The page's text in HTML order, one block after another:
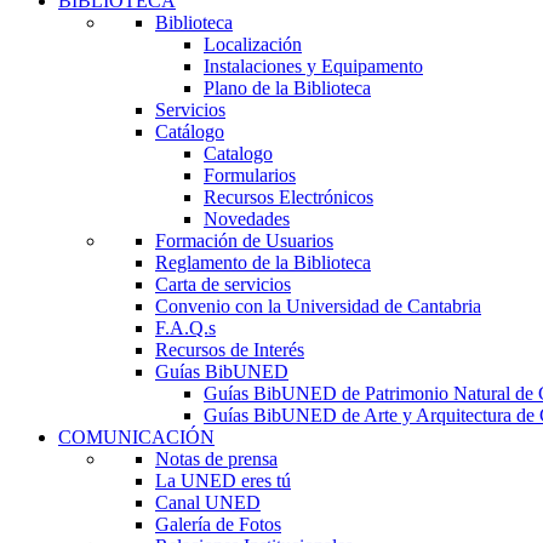
Biblioteca
Localización
Instalaciones y Equipamento
Plano de la Biblioteca
Servicios
Catálogo
Catalogo
Formularios
Recursos Electrónicos
Novedades
Formación de Usuarios
Reglamento de la Biblioteca
Carta de servicios
Convenio con la Universidad de Cantabria
F.A.Q.s
Recursos de Interés
Guías BibUNED
Guías BibUNED de Patrimonio Natural de
Guías BibUNED de Arte y Arquitectura de
COMUNICACIÓN
Notas de prensa
La UNED eres tú
Canal UNED
Galería de Fotos